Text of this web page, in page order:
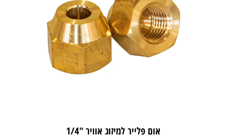
אום פלייר למיזוג אוויר "1/4